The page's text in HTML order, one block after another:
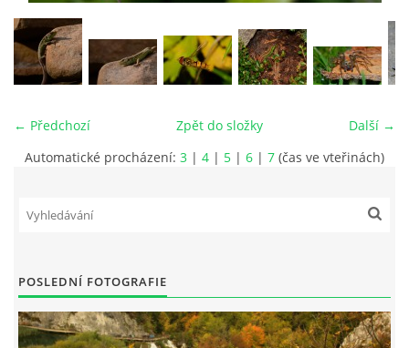
← Předchozí Další →
Zpět do složky
Automatické procházení: 3 | 4 | 5 | 6 | 7 (čas ve vteřinách)
POSLEDNÍ FOTOGRAFIE